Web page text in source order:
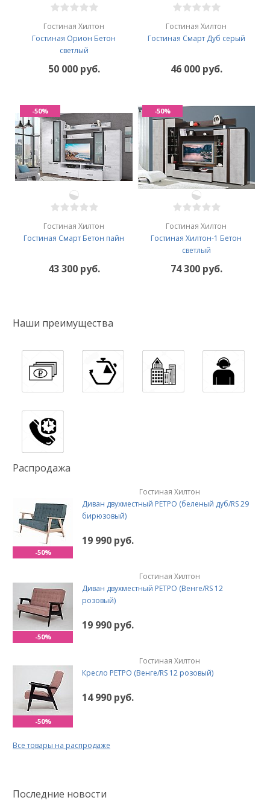
Наши преимущества
Распродажа
-50%
Гостиная Хилтон
Диван двухместный РЕТРО (беленый дуб/RS 29
бирюзовый)
19 990 руб.
-50%
Гостиная Хилтон
Диван двухместный РЕТРО (Венге/RS 12
розовый)
19 990 руб.
-50%
Гостиная Хилтон
Кресло РЕТРО (Венге/RS 12 розовый)
14 990 руб.
Все товары на распродаже
Последние новости
Гостиная Хилтон
Гостиная Орион Бетон
светлый
50 000 руб.
Гостиная Хилтон
Гостиная Смарт Дуб серый
46 000 руб.
Гостиная Хилтон
Гостиная Смарт Бетон пайн
43 300 руб.
-50%
Гостиная Хилтон
Гостиная Хилтон-1 Бетон
светлый
74 300 руб.
-50%